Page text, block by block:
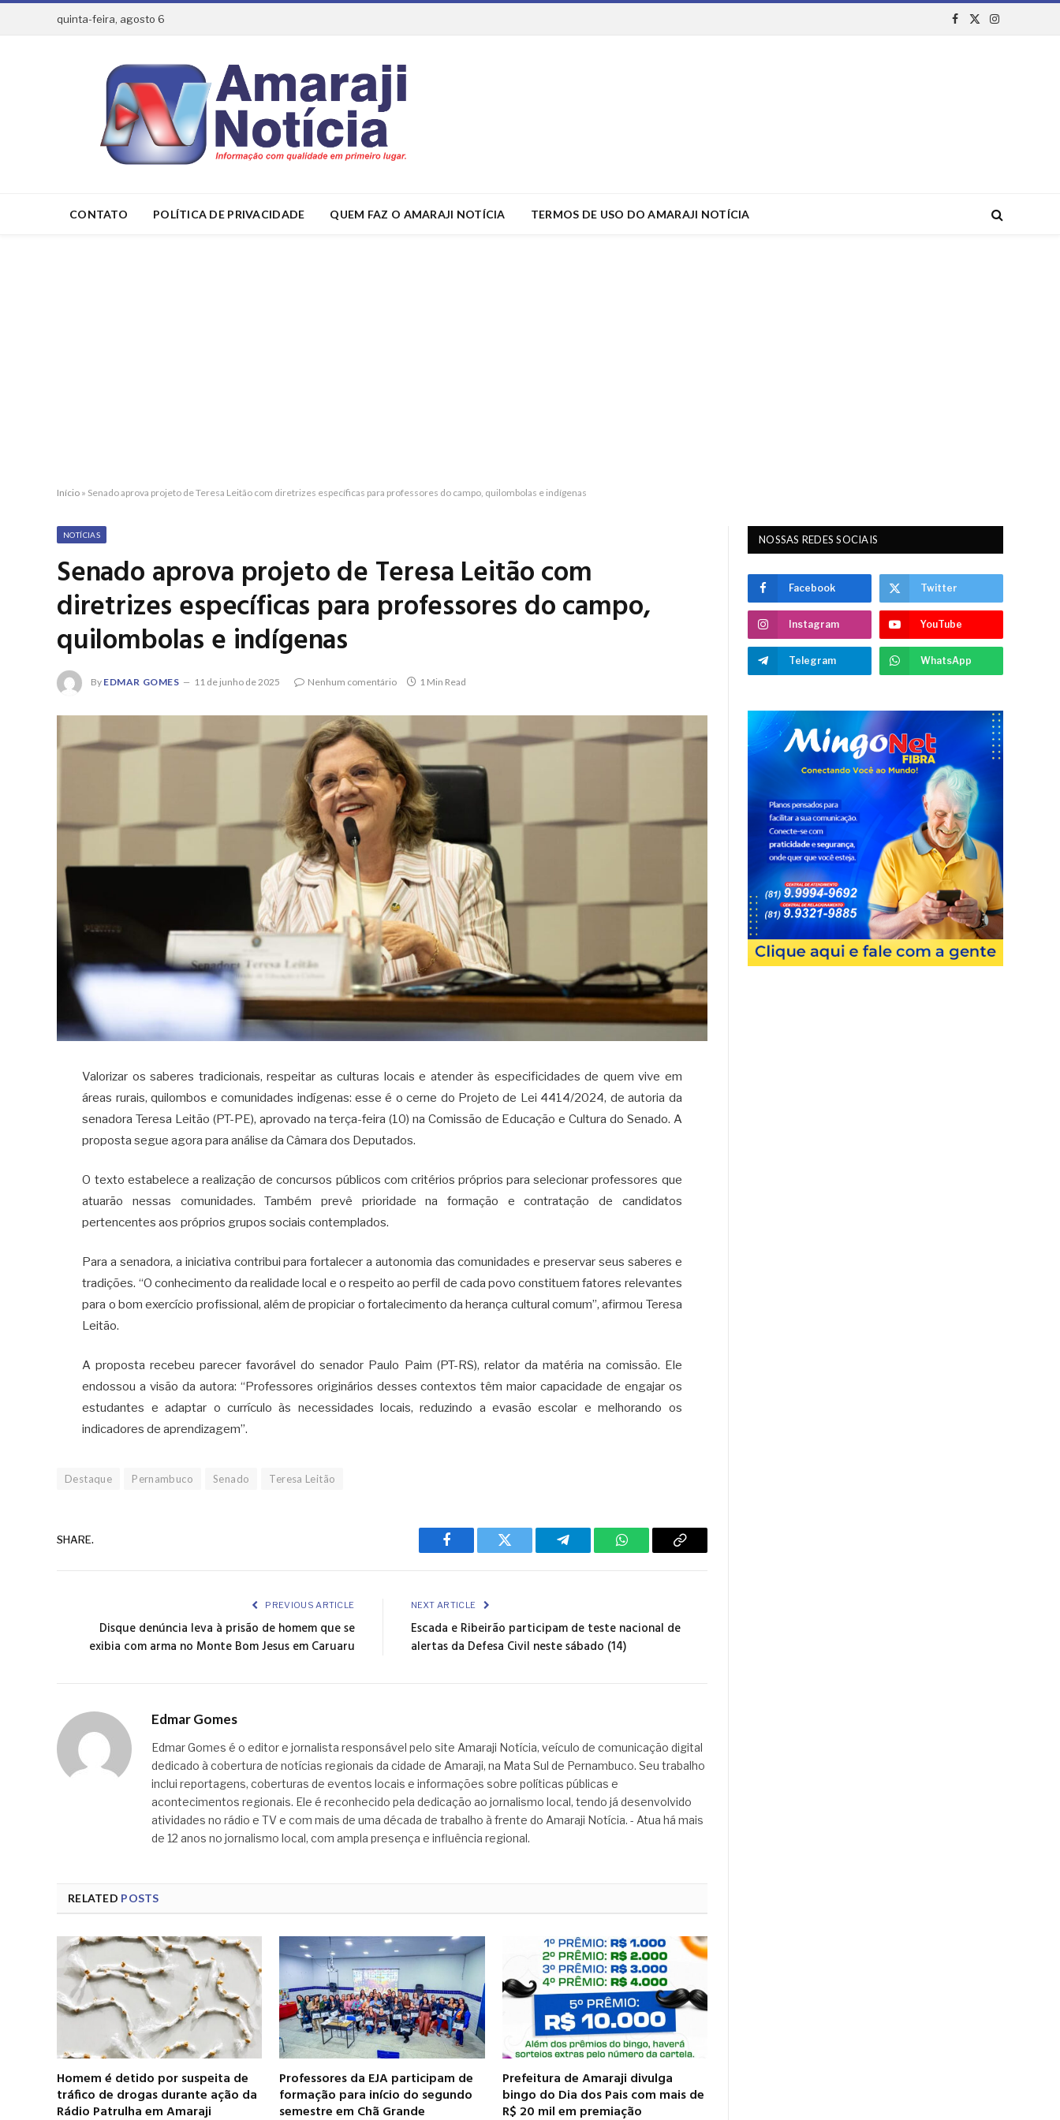
quinta-feira, agosto 6
Facebook
X
Instagram
CONTATO POLÍTICA DE PRIVACIDADE QUEM FAZ O AMARAJI NOTÍCIA TERMOS DE USO DO AMARAJI NOTÍCIA
Início » Senado aprova projeto de Teresa Leitão com diretrizes específicas para professores do campo, quilombolas e indígenas
NOTÍCIAS
Senado aprova projeto de Teresa Leitão com
diretrizes específicas para professores do campo,
quilombolas e indígenas
By EDMAR GOMES 11 de junho de 2025 Nenhum comentário 1 Min Read
Valorizar os saberes tradicionais, respeitar as culturas locais e atender às especificidades de quem vive em
áreas rurais, quilombos e comunidades indígenas: esse é o cerne do Projeto de Lei 4414/2024, de autoria da
senadora Teresa Leitão (PT-PE), aprovado na terça-feira (10) na Comissão de Educação e Cultura do Senado. A
proposta segue agora para análise da Câmara dos Deputados.
O texto estabelece a realização de concursos públicos com critérios próprios para selecionar professores que
atuarão nessas comunidades. Também prevê prioridade na formação e contratação de candidatos
pertencentes aos próprios grupos sociais contemplados.
Para a senadora, a iniciativa contribui para fortalecer a autonomia das comunidades e preservar seus saberes e
tradições. “O conhecimento da realidade local e o respeito ao perfil de cada povo constituem fatores relevantes
para o bom exercício profissional, além de propiciar o fortalecimento da herança cultural comum”, afirmou Teresa
Leitão.
A proposta recebeu parecer favorável do senador Paulo Paim (PT-RS), relator da matéria na comissão. Ele
endossou a visão da autora: “Professores originários desses contextos têm maior capacidade de engajar os
estudantes e adaptar o currículo às necessidades locais, reduzindo a evasão escolar e melhorando os
indicadores de aprendizagem”.
Destaque Pernambuco Senado Teresa Leitão
SHARE.
Facebook Twitter Telegram WhatsAppCopy
PREVIOUS ARTICLE
Disque denúncia leva à prisão de homem que se
exibia com arma no Monte Bom Jesus em Caruaru
NEXT ARTICLE
Escada e Ribeirão participam de teste nacional de
alertas da Defesa Civil neste sábado (14)
Edmar Gomes
Edmar Gomes é o editor e jornalista responsável pelo site Amaraji Notícia, veículo de comunicação digital
dedicado à cobertura de notícias regionais da cidade de Amaraji, na Mata Sul de Pernambuco. Seu trabalho
inclui reportagens, coberturas de eventos locais e informações sobre políticas públicas e
acontecimentos regionais. Ele é reconhecido pela dedicação ao jornalismo local, tendo já desenvolvido
atividades no rádio e TV e com mais de uma década de trabalho à frente do Amaraji Notícia. - Atua há mais
de 12 anos no jornalismo local, com ampla presença e influência regional.
RELATED POSTS
Homem é detido por suspeita de
tráfico de drogas durante ação da
Rádio Patrulha em Amaraji
Professores da EJA participam de
formação para início do segundo
semestre em Chã Grande
Prefeitura de Amaraji divulga
bingo do Dia dos Pais com mais de
R$ 20 mil em premiação
NOSSAS REDES SOCIAIS
Facebook Twitter
Instagram YouTube
Telegram WhatsApp